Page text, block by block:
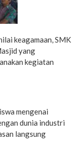
keagamaan, SMK
yang
kegiatan
mengenai
dunia industri
langsung